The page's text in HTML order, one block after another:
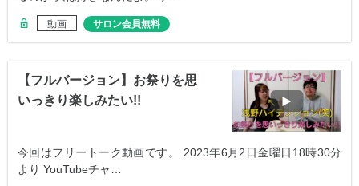
動画 サロン会員無料
【フルバージョン】お祭りを思
いっきり楽しみたい!!
今回はフリートーク動画です。 2023年6月2日金曜日18時30分
より YouTubeチャ…